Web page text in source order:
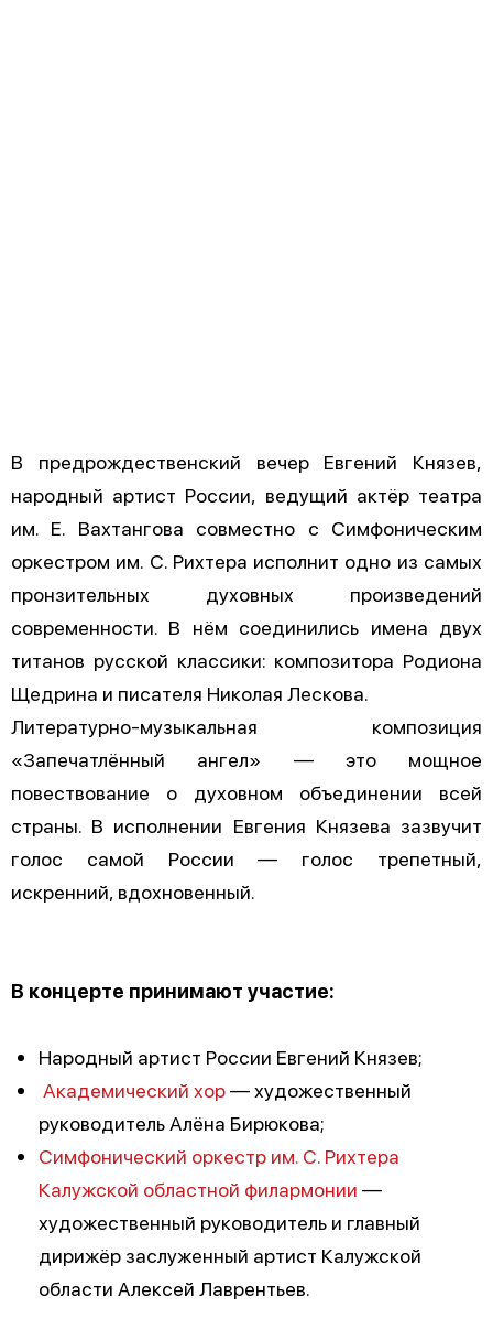
В предрождественский вечер Евгений Князев,
народный артист России, ведущий актёр театра
им. Е. Вахтангова совместно с Симфоническим
оркестром им. С. Рихтера исполнит одно из самых
пронзительных духовных произведений
современности. В нём соединились имена двух
титанов русской классики: композитора Родиона
Щедрина и писателя Николая Лескова.
Литературно-музыкальная композиция
«Запечатлённый ангел» — это мощное
повествование о духовном объединении всей
страны. В исполнении Евгения Князева зазвучит
голос самой России — голос трепетный,
искренний, вдохновенный.
В концерте принимают участие:
Народный артист России Евгений Князев;
Академический хор— художественный
руководитель Алёна Бирюкова;
Симфонический оркестр им. С. Рихтера
Калужской областной филармонии —
художественный руководитель и главный
дирижёр заслуженный артист Калужской
области Алексей Лаврентьев.